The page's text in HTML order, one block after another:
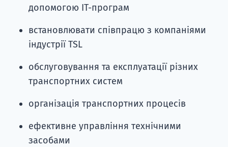
допомогою ІТ-програм
встановлювати співпрацю з компаніями
індустрії TSL
обслуговування та експлуатації різних
транспортних систем
організація транспортних процесів
ефективне управління технічними
засобами